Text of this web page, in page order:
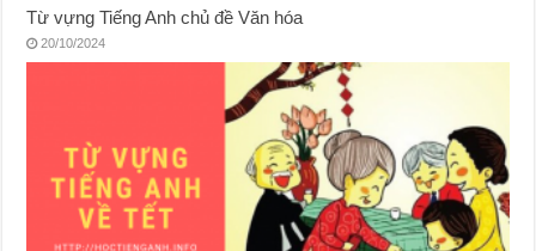
Từ vựng Tiếng Anh chủ đề Văn hóa
20/10/2024